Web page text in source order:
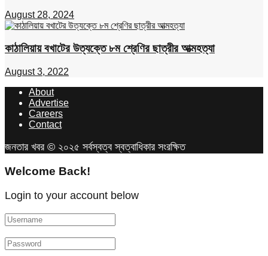
August 28, 2024
কাঠালিয়ায় বখাটের উত্যক্তে ৮ম শ্রেণির ছাত্রীর আত্মহত্যা
August 3, 2022
About
Advertise
Careers
Contact
জনতার খবর © ২০২৫ সর্বস্বত্ব স্বত্বাধিকার সংরক্ষিত
Welcome Back!
Login to your account below